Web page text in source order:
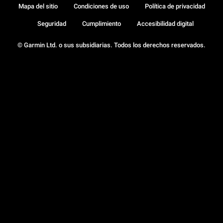
© Garmin Ltd. o sus subsidiarias. Todos los derechos reservados.
Mapa del sitio Condiciones de uso Política de privacidad
Seguridad Cumplimiento Accesibilidad digital